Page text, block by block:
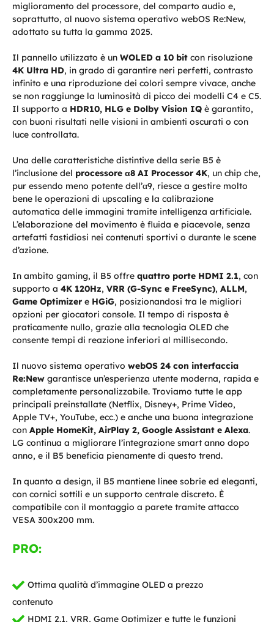
miglioramento del processore, del comparto audio e,
soprattutto, al nuovo sistema operativo webOS Re:New,
adottato su tutta la gamma 2025.
Il pannello utilizzato è un WOLED a 10 bit con risoluzione
4K Ultra HD, in grado di garantire neri perfetti, contrasto
infinito e una riproduzione dei colori sempre vivace, anche
se non raggiunge la luminosità di picco dei modelli C4 e C5.
Il supporto a HDR10, HLG e Dolby Vision IQ è garantito,
con buoni risultati nelle visioni in ambienti oscurati o con
luce controllata.
Una delle caratteristiche distintive della serie B5 è
l’inclusione del processore α8 AI Processor 4K, un chip che,
pur essendo meno potente dell’α9, riesce a gestire molto
bene le operazioni di upscaling e la calibrazione
automatica delle immagini tramite intelligenza artificiale.
L’elaborazione del movimento è fluida e piacevole, senza
artefatti fastidiosi nei contenuti sportivi o durante le scene
d’azione.
In ambito gaming, il B5 offre quattro porte HDMI 2.1, con
supporto a 4K 120Hz, VRR (G-Sync e FreeSync), ALLM,
Game Optimizer e HGiG, posizionandosi tra le migliori
opzioni per giocatori console. Il tempo di risposta è
praticamente nullo, grazie alla tecnologia OLED che
consente tempi di reazione inferiori al millisecondo.
Il nuovo sistema operativo webOS 24 con interfaccia
Re:New garantisce un’esperienza utente moderna, rapida e
completamente personalizzabile. Troviamo tutte le app
principali preinstallate (Netflix, Disney+, Prime Video,
Apple TV+, YouTube, ecc.) e anche una buona integrazione
con Apple HomeKit, AirPlay 2, Google Assistant e Alexa.
LG continua a migliorare l’integrazione smart anno dopo
anno, e il B5 beneficia pienamente di questo trend.
In quanto a design, il B5 mantiene linee sobrie ed eleganti,
con cornici sottili e un supporto centrale discreto. È
compatibile con il montaggio a parete tramite attacco
VESA 300x200 mm.
PRO:
Ottima qualità d’immagine OLED a prezzo
contenuto
HDMI 2.1, VRR, Game Optimizer e tutte le funzioni